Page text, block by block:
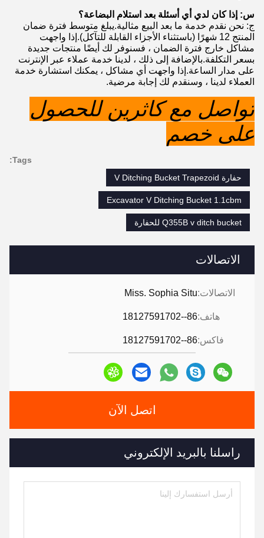
الاتصالات
الاتصالات:Miss. Sophia Situ
هاتف:86--18127591702
فاكس:86--18127591702
اتصل الآن
راسلنا بالبريد الإلكتروني
س: إذا كان لدي أي أسئلة بعد استلام البضاعة؟
ج: نحن نقدم خدمة ما بعد البيع مثالية.يبلغ متوسط ​​فترة ضمان
المنتج 12 شهرًا (باستثناء الأجزاء القابلة للتآكل).إذا واجهت
مشاكل خارج فترة الضمان ، فسنوفر لك أيضًا منتجات جديدة
بسعر التكلفة.بالإضافة إلى ذلك ، لدينا خدمة عملاء عبر الإنترنت
على مدار الساعة.إذا واجهت أي مشاكل ، يمكنك استشارة خدمة
العملاء لدينا ، وسنقدم لك إجابة مرضية.
تواصل مع كاثرين للحصول
على خصم
Tags:
حفارة V Ditching Bucket Trapezoid
Excavator V Ditching Bucket 1.1cbm
Q355B v ditch bucket للحفارة